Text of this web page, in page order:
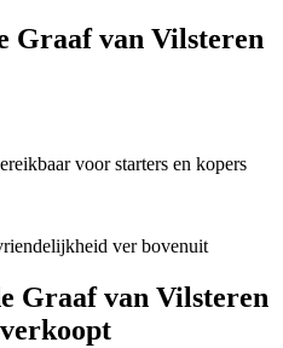
Graaf van Vilsteren
voor starters en kopers
ver bovenuit
Graaf van Vilsteren